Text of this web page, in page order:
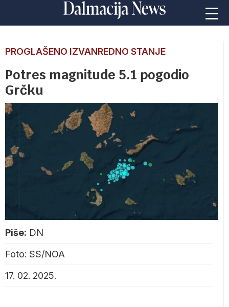
PROGLAŠENO IZVANREDNO STANJE
Potres magnitude 5.1 pogodio
Grčku
Piše: DN
Foto: SS/NOA
17. 02. 2025.